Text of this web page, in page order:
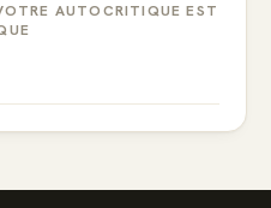
AUTOCRITIQUE EST